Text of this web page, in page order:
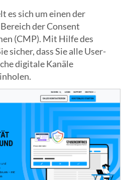
es sich um einen der
der Consent
(CMP). Mit Hilfe des
sicher, dass Sie alle User-
digitale Kanäle